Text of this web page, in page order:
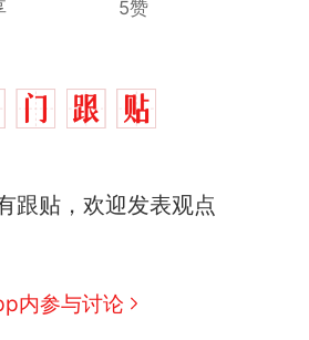
5赞
跟贴，欢迎发表观点
内参与讨论
师一句“跟我回家”改写了
了……
24小时开着反而更省电？
力部门回应